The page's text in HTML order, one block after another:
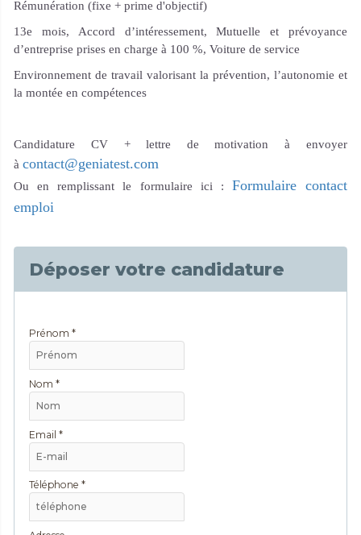
Rémunération (fixe + prime d'objectif)
13e mois, Accord d’intéressement, Mutuelle et prévoyance
d’entreprise prises en charge à 100 %, Voiture de service
Environnement de travail valorisant la prévention, l’autonomie et
la montée en compétences
Candidature CV + lettre de motivation à envoyer
àcontact@geniatest.com
Ou en remplissant le formulaire ici : Formulaire contact
emploi
Déposer votre candidature
Prénom *
Nom *
Email *
Téléphone *